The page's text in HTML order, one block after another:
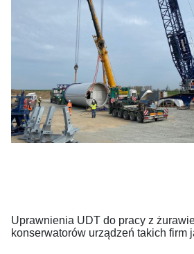
Uprawnienia UDT do pracy z
konserwatorów urządzeń takich firm